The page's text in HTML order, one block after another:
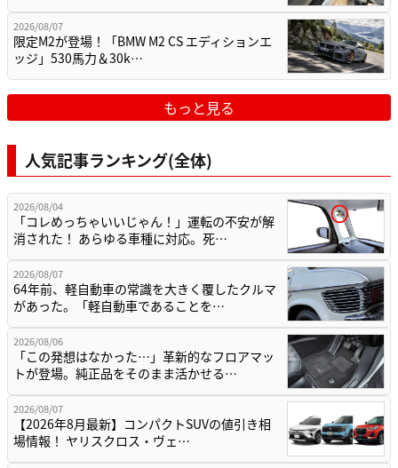
2026/08/07
限定M2が登場！「BMW M2 CS エディションエ
ッジ」530馬力＆30k…
もっと見る
人気記事ランキング(全体)
2026/08/04
「コレめっちゃいいじゃん！」運転の不安が解
消された！ あらゆる車種に対応。死…
2026/08/07
64年前、軽自動車の常識を大きく覆したクルマ
があった。「軽自動車であることを…
2026/08/06
「この発想はなかった…」革新的なフロアマッ
トが登場。純正品をそのまま活かせる…
2026/08/07
【2026年8月最新】コンパクトSUVの値引き相
場情報！ ヤリスクロス・ヴェ…